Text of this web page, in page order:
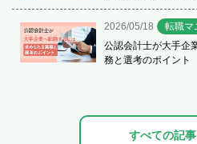
2026/05/18
転職マ
公認会計士が大手企
務と選考のポイント
すべての記